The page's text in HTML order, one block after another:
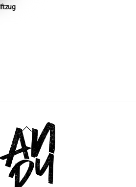
Back
To
Top